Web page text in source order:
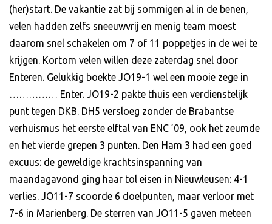
(her)start. De vakantie zat bij sommigen al in de benen,
velen hadden zelfs sneeuwvrij en menig team moest
daarom snel schakelen om 7 of 11 poppetjes in de wei te
krijgen. Kortom velen willen deze zaterdag snel door
Enteren. Gelukkig boekte JO19-1 wel een mooie zege in
…………… Enter. JO19-2 pakte thuis een verdienstelijk
punt tegen DKB. DH5 versloeg zonder de Brabantse
verhuismus het eerste elftal van ENC ’09, ook het zeumde
en het vierde grepen 3 punten. Den Ham 3 had een goed
excuus: de geweldige krachtsinspanning van
maandagavond ging haar tol eisen in Nieuwleusen: 4-1
verlies. JO11-7 scoorde 6 doelpunten, maar verloor met
7-6 in Marienberg. De sterren van JO11-5 gaven meteen